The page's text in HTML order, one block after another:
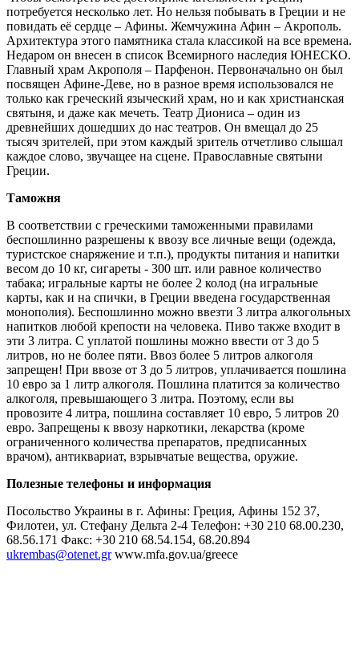
потребуется несколько лет. Но нельзя побывать в Греции и не
повидать её сердце – Афины. Жемчужина Афин – Акрополь.
Архитектура этого памятника стала классикой на все времена.
Недаром он внесен в список Всемирного наследия ЮНЕСКО.
Главный храм Акрополя – Парфенон. Первоначально он был
посвящен Афине-Деве, но в разное время использовался не
только как греческий языческий храм, но и как христианская
святыня, и даже как мечеть. Театр Диониса – один из
древнейших дошедших до нас театров. Он вмещал до 25
тысяч зрителей, при этом каждый зритель отчетливо слышал
каждое слово, звучащее на сцене. Православные святыни
Греции.
Таможня
В соответствии с греческими таможенными правилами
беспошлинно разрешены к ввозу все личные вещи (одежда,
туристское снаряжение и т.п.), продукты питания и напитки
весом до 10 кг, сигареты - 300 шт. или равное количество
табака; игральные карты не более 2 колод (на игральные
карты, как и на спички, в Греции введена государственная
монополия). Беспошлинно можно ввезти 3 литра алкогольных
напитков любой крепости на человека. Пиво также входит в
эти 3 литра. С уплатой пошлины можно ввести от 3 до 5
литров, но не более пяти. Ввоз более 5 литров алкоголя
запрещен! При ввозе от 3 до 5 литров, уплачивается пошлина
10 евро за 1 литр алкоголя. Пошлина платится за количество
алкоголя, превышающего 3 литра. Поэтому, если вы
провозите 4 литра, пошлина составляет 10 евро, 5 литров 20
евро. Запрещены к ввозу наркотики, лекарства (кроме
ограниченного количества препаратов, предписанных
врачом), антиквариат, взрывчатые вещества, оружие.
Полезные телефоны и информация
Посольство Украины в г. Афины: Греция, Афины 152 37,
Филотеи, ул. Стефану Дельта 2-4 Телефон: +30 210 68.00.230,
68.56.171 Факс: +30 210 68.54.154, 68.20.894
ukrembas@otenet.grwww.mfa.gov.ua/greece